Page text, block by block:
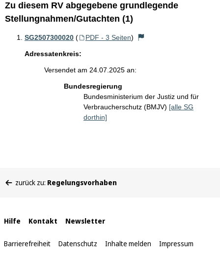
Zu diesem RV abgegebene grundlegende
Stellungnahmen/Gutachten (1)
SG2507300020 ( PDF - 3 Seiten)
Adressatenkreis:
Versendet am 24.07.2025 an:
Bundesregierung
Bundesministerium der Justiz und für
Verbraucherschutz (BMJV) [alle SG
dorthin]
befinden
zurück zu: Regelungsvorhaben
Interne
Links
Hilfe Kontakt Newsletter
Barrierefreiheit Datenschutz Inhalte melden Impressum